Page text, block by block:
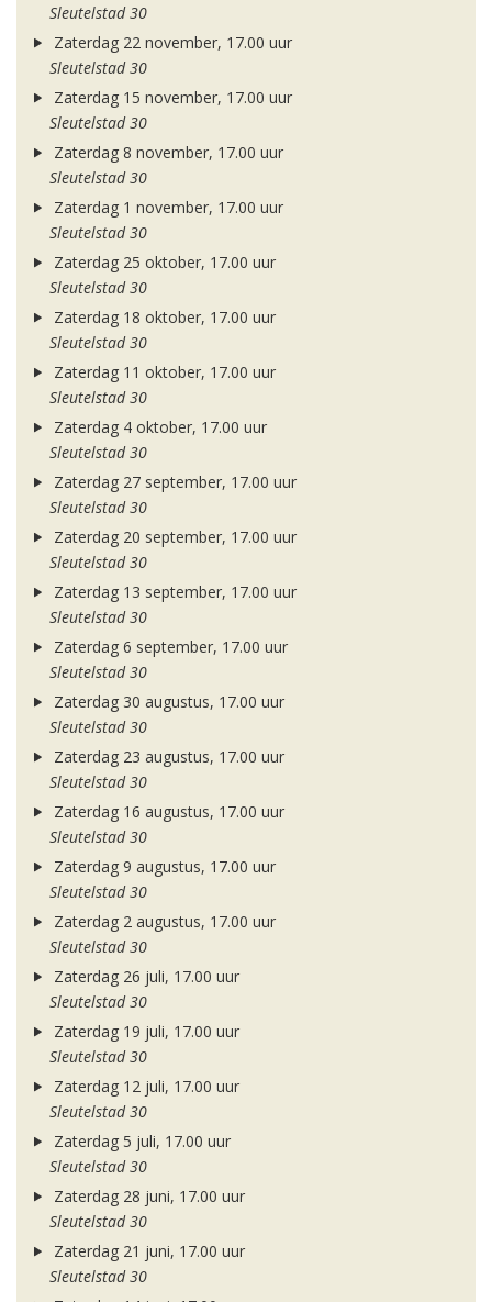
Sleutelstad 30
Zaterdag 22 november, 17.00 uur
Sleutelstad 30
Zaterdag 15 november, 17.00 uur
Sleutelstad 30
Zaterdag 8 november, 17.00 uur
Sleutelstad 30
Zaterdag 1 november, 17.00 uur
Sleutelstad 30
Zaterdag 25 oktober, 17.00 uur
Sleutelstad 30
Zaterdag 18 oktober, 17.00 uur
Sleutelstad 30
Zaterdag 11 oktober, 17.00 uur
Sleutelstad 30
Zaterdag 4 oktober, 17.00 uur
Sleutelstad 30
Zaterdag 27 september, 17.00 uur
Sleutelstad 30
Zaterdag 20 september, 17.00 uur
Sleutelstad 30
Zaterdag 13 september, 17.00 uur
Sleutelstad 30
Zaterdag 6 september, 17.00 uur
Sleutelstad 30
Zaterdag 30 augustus, 17.00 uur
Sleutelstad 30
Zaterdag 23 augustus, 17.00 uur
Sleutelstad 30
Zaterdag 16 augustus, 17.00 uur
Sleutelstad 30
Zaterdag 9 augustus, 17.00 uur
Sleutelstad 30
Zaterdag 2 augustus, 17.00 uur
Sleutelstad 30
Zaterdag 26 juli, 17.00 uur
Sleutelstad 30
Zaterdag 19 juli, 17.00 uur
Sleutelstad 30
Zaterdag 12 juli, 17.00 uur
Sleutelstad 30
Zaterdag 5 juli, 17.00 uur
Sleutelstad 30
Zaterdag 28 juni, 17.00 uur
Sleutelstad 30
Zaterdag 21 juni, 17.00 uur
Sleutelstad 30